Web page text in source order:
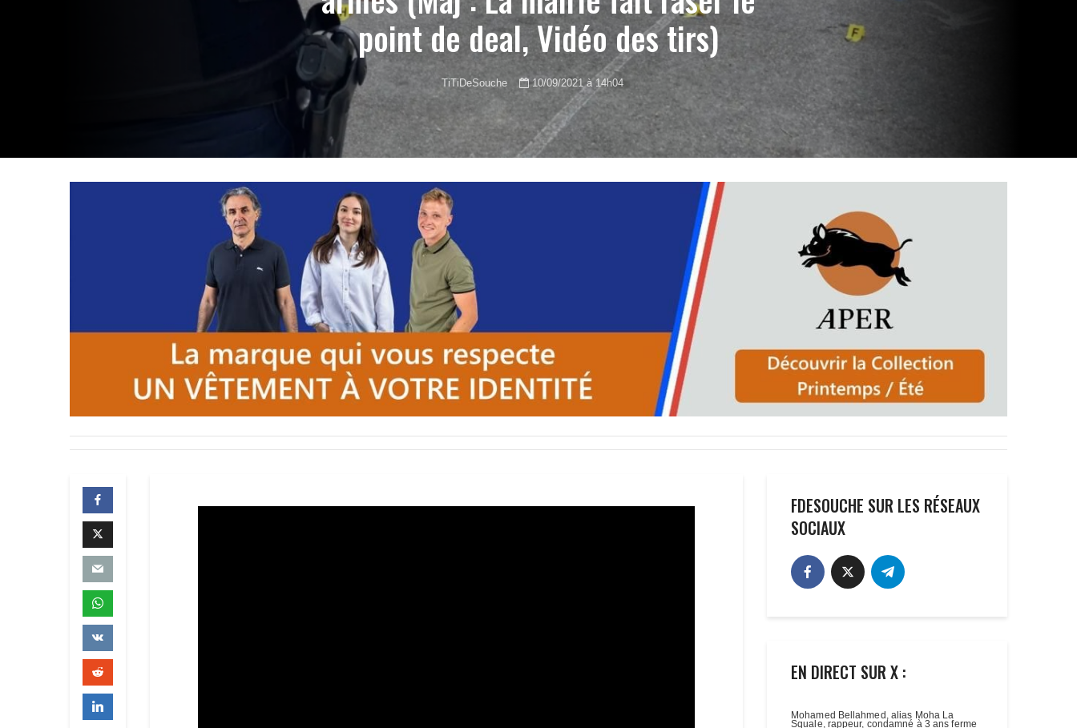
point de deal, Vidéo des tirs)
TiTiDeSouche 10/09/2021 à 14h04
FDESOUCHE SUR LES RÉSEAUX
SOCIAUX
EN DIRECT SUR X :